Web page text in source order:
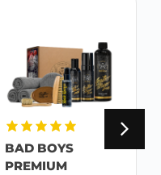
BAD BOYS
PREMIUM